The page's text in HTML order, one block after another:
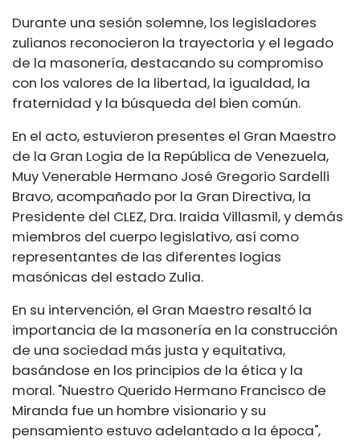
Durante una sesión solemne, los legisladores
zulianos reconocieron la trayectoria y el legado
de la masonería, destacando su compromiso
con los valores de la libertad, la igualdad, la
fraternidad y la búsqueda del bien común.
En el acto, estuvieron presentes el Gran Maestro
de la Gran Logia de la República de Venezuela,
Muy Venerable Hermano José Gregorio Sardelli
Bravo, acompañado por la Gran Directiva, la
Presidente del CLEZ, Dra. Iraida Villasmil, y demás
miembros del cuerpo legislativo, así como
representantes de las diferentes logias
masónicas del estado Zulia.
En su intervención, el Gran Maestro resaltó la
importancia de la masonería en la construcción
de una sociedad más justa y equitativa,
basándose en los principios de la ética y la
moral. "Nuestro Querido Hermano Francisco de
Miranda fue un hombre visionario y su
pensamiento estuvo adelantado a la época",